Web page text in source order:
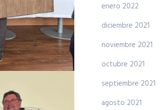
enero 2022
diciembre 2021
noviembre 2021
octubre 2021
septiembre 2021
agosto 2021